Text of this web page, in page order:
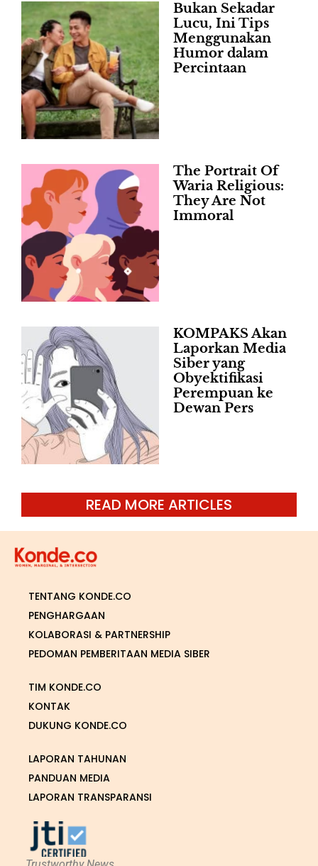
Bukan Sekadar
Lucu, Ini Tips
Menggunakan
Humor dalam
Percintaan
The Portrait Of
Waria Religious:
They Are Not
Immoral
KOMPAKS Akan
Laporkan Media
Siber yang
Obyektifikasi
Perempuan ke
Dewan Pers
READ MORE ARTICLES
TENTANG KONDE.CO
PENGHARGAAN
KOLABORASI & PARTNERSHIP
PEDOMAN PEMBERITAAN MEDIA SIBER
TIM KONDE.CO
KONTAK
DUKUNG KONDE.CO
LAPORAN TAHUNAN
PANDUAN MEDIA
LAPORAN TRANSPARANSI